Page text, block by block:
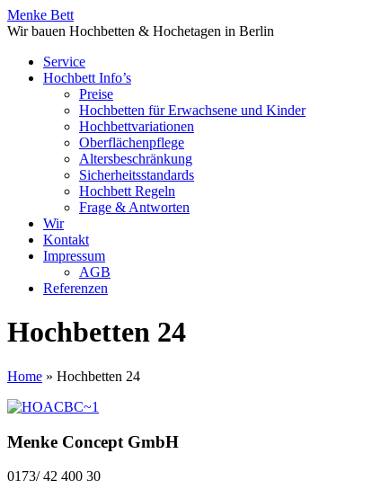
Menke Bett
Wir bauen Hochbetten & Hochetagen in Berlin
Service
Hochbett Info’s
Preise
Hochbetten für Erwachsene und Kinder
Hochbettvariationen
Oberflächenpflege
Altersbeschränkung
Sicherheitsstandards
Hochbett Regeln
Frage & Antworten
Wir
Kontakt
Impressum
AGB
Referenzen
Hochbetten 24
Home » Hochbetten 24
Menke Concept GmbH
0173/ 42 400 30